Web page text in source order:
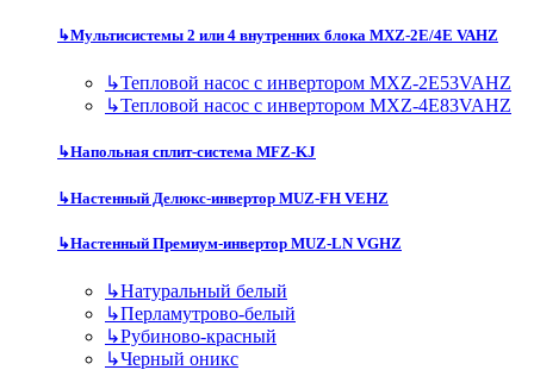
↳Мультисистемы 2 или 4 внутренних блока MXZ-2E/4E VAHZ
↳Тепловой насос с инвертором MXZ-2E53VAHZ
↳Тепловой насос с инвертором MXZ-4E83VAHZ
↳Напольная сплит-система MFZ-KJ
↳Настенный Делюкс-инвертор MUZ-FH VEHZ
↳Настенный Премиум-инвертор MUZ-LN VGHZ
↳Натуральный белый
↳Перламутрово-белый
↳Рубиново-красный
↳Черный оникс